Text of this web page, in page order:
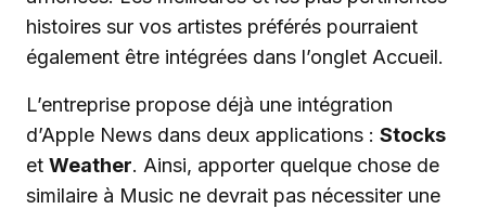
histoires sur vos artistes préférés pourraient
également être intégrées dans l’onglet Accueil.
L’entreprise propose déjà une intégration
d’Apple News dans deux applications : Stocks
et Weather. Ainsi, apporter quelque chose de
similaire à Music ne devrait pas nécessiter une